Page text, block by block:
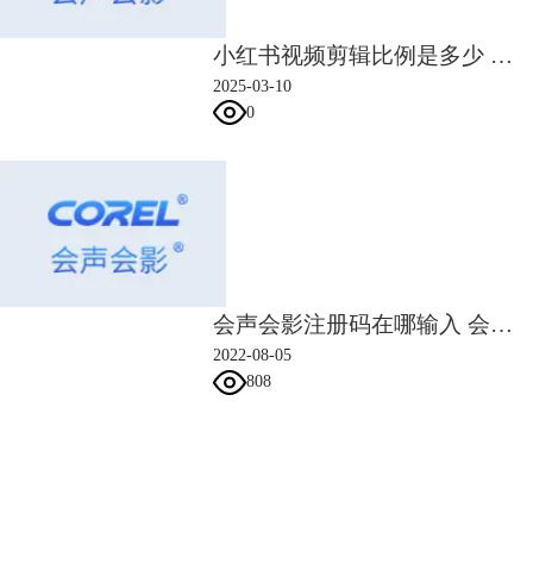
2）右击圆环，选择自定义动作，末尾帧旋转值：X值0:Y值0:Z值94。
小红书视频剪辑比例是多少 小红书视频剪辑怎么把原声去掉
2025-03-10
0
会声会影注册码在哪输入 会声会影注册码是序列号吗
2022-08-05
808